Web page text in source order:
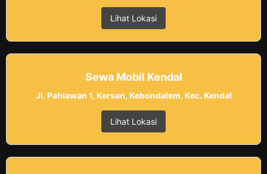
Lihat Lokasi
Sewa Mobil Kendal
Jl. Pahlawan 1, Kersan, Kebondalem, Kec. Kendal
Lihat Lokasi